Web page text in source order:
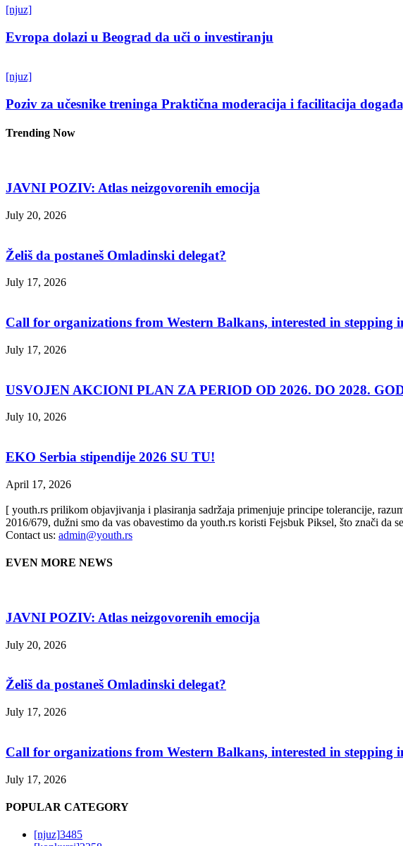
[njuz]
Evropa dolazi u Beograd da uči o investiranju
[njuz]
Poziv za učesnike treninga Praktična moderacija i facilitacija
Trending Now
JAVNI POZIV: Atlas neizgovorenih emocija
July 20, 2026
Želiš da postaneš Omladinski delegat?
July 17, 2026
Call for organizations from Western Balkans, interested in stepping
July 17, 2026
USVOJEN AKCIONI PLAN ZA PERIOD OD 2026. DO 2028.
July 10, 2026
EKO Serbia stipendije 2026 SU TU!
April 17, 2026
[ youth.rs prilikom objavjivanja i plasiranja sadržaja primenjuje principe tolerancije,
2016/679, dužni smo da vas obavestimo da youth.rs koristi Fejsbuk Piksel, što znači da
Contact us: admin@youth.rs
EVEN MORE NEWS
JAVNI POZIV: Atlas neizgovorenih emocija
July 20, 2026
Želiš da postaneš Omladinski delegat?
July 17, 2026
Call for organizations from Western Balkans, interested in stepping
July 17, 2026
POPULAR CATEGORY
[njuz]3485